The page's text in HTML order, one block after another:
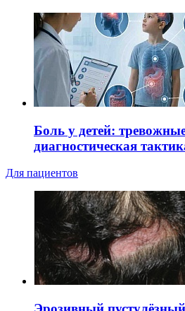
Боль у детей:
диагностическая
Для пациентов